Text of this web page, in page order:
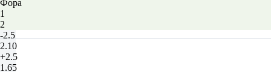
Фора
1
2
-2.5
2.10
+2.5
1.65